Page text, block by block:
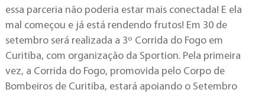
essa parceria não poderia estar mais conectada! E ela
mal começou e já está rendendo frutos! Em 30 de
setembro será realizada a 3º Corrida do Fogo em
Curitiba, com organização da Sportion. Pela primeira
vez, a Corrida do Fogo, promovida pelo Corpo de
Bombeiros de Curitiba, estará apoiando o Setembro